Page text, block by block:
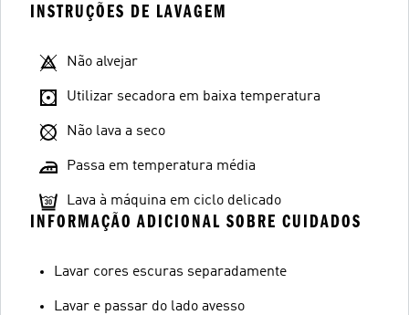
INSTRUÇÕES DE LAVAGEM
Não alvejar
Utilizar secadora em baixa temperatura
Não lava a seco
Passa em temperatura média
Lava à máquina em ciclo delicado
INFORMAÇÃO ADICIONAL SOBRE CUIDADOS
Lavar cores escuras separadamente
Lavar e passar do lado avesso